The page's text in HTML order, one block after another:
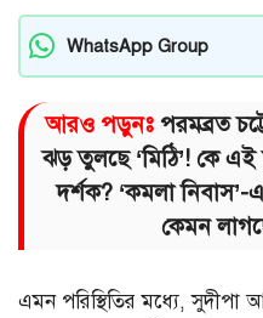
WhatsApp Group
আরও পড়ুনঃ পরমব্রত
ঝড় তুলছে ‘মিঠি’! কে
দর্শক? ‘কমলা
কেমন
এমন পরিস্থিতির মধ্যে, সুদীপা